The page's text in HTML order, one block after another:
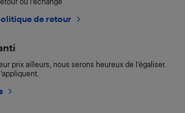
de retour
prix ailleurs, nous serons heureux de l’égaliser.